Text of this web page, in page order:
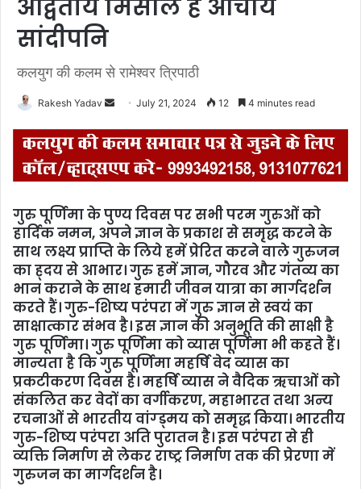
अद्वितीय मिसाल हैं आचार्य
सांदीपनि
कलयुग की कलम से रामेश्वर त्रिपाठी
Rakesh Yadav
n
d
a
e
m
a
i
l
July 21, 2024 12 4 minutes read
गुरु पूर्णिमा के पुण्य दिवस पर सभी परम गुरुओं को
हार्दिक नमन, अपने ज्ञान के प्रकाश से समृद्ध करने के
साथ लक्ष्य प्राप्ति के लिये हमें प्रेरित करने वाले गुरुजन
का ह्दय से आभार। गुरु हमें ज्ञान, गौरव और गंतव्य का
भान कराने के साथ हमारी जीवन यात्रा का मार्गदर्शन
करते हैं। गुरु-शिष्य परंपरा में गुरु ज्ञान से स्वयं का
साक्षात्कार संभव है। इस ज्ञान की अनुभूति की साक्षी है
गुरु पूर्णिमा। गुरु पूर्णिमा को व्यास पूर्णिमा भी कहते हैं।
मान्यता है कि गुरु पूर्णिमा महर्षि वेद व्यास का
प्रकटीकरण दिवस है। महर्षि व्यास ने वैदिक ऋचाओं को
संकलित कर वेदों का वर्गीकरण, महाभारत तथा अन्य
रचनाओं से भारतीय वांग्ड्मय को समृद्ध किया। भारतीय
गुरु-शिष्य परंपरा अति पुरातन है। इस परंपरा से ही
व्यक्ति निर्माण से लेकर राष्ट्र निर्माण तक की प्रेरणा में
गुरुजन का मार्गदर्शन है।